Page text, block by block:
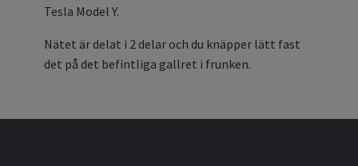
Tesla Model Y.
Nätet är delat i 2 delar och du knäpper lätt fast
det på det befintliga gallret i frunken.